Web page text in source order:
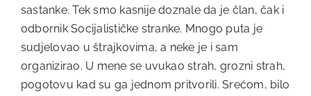
sastanke. Tek smo kasnije doznale da je član, čak i
odbornik Socijalističke stranke. Mnogo puta je
sudjelovao u štrajkovima, a neke je i sam
organizirao. U mene se uvukao strah, grozni strah,
pogotovu kad su ga jednom pritvorili. Srećom, bilo